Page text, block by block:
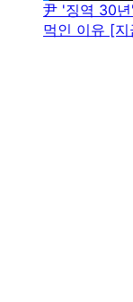
尹 '징역 30
먹인 이유 [지